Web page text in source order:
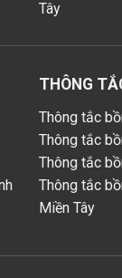
Tây
THÔNG
Thông tắc
Thông tắc
Thông tắc
Thông tắc
Miền Tây